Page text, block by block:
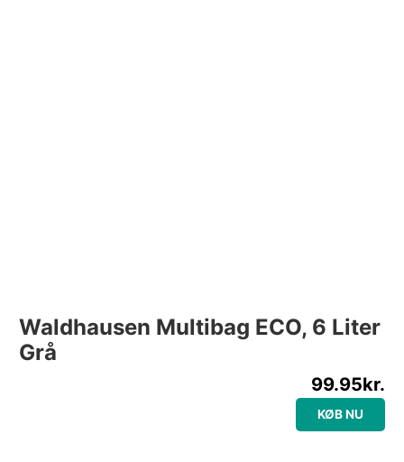
Waldhausen Multibag ECO, 6 Liter
Grå
99.95kr.
KØB NU